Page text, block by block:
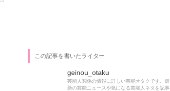
この記事を書いたライター
geinou_otaku
芸能人関係の情報に詳しい芸能オタクです。最
新の芸能ニュースや気になる芸能人ネタを記事